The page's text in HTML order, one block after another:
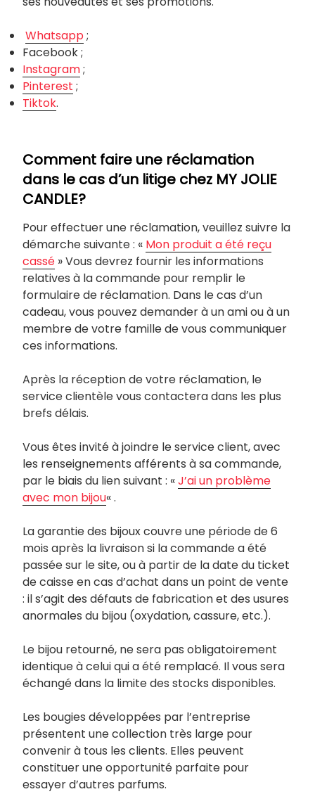
Whatsapp;
Facebook ;
Instagram;
Pinterest ;
Tiktok.
Comment faire une réclamation
dans le cas d’un litige chez MY JOLIE
CANDLE?
Pour effectuer une réclamation, veuillez suivre la
démarche suivante : « Mon produit a été reçu
cassé » Vous devrez fournir les informations
relatives à la commande pour remplir le
formulaire de réclamation. Dans le cas d’un
cadeau, vous pouvez demander à un ami ou à un
membre de votre famille de vous communiquer
ces informations.
Après la réception de votre réclamation, le
service clientèle vous contactera dans les plus
brefs délais.
Vous êtes invité à joindre le service client, avec
les renseignements afférents à sa commande,
par le biais du lien suivant : «J’ai un problème
avec mon bijou« .
La garantie des bijoux couvre une période de 6
mois après la livraison si la commande a été
passée sur le site, ou à partir de la date du ticket
de caisse en cas d’achat dans un point de vente
: il s’agit des défauts de fabrication et des usures
anormales du bijou (oxydation, cassure, etc.).
Le bijou retourné, ne sera pas obligatoirement
identique à celui qui a été remplacé. Il vous sera
échangé dans la limite des stocks disponibles.
Les bougies développées par l’entreprise
présentent une collection très large pour
convenir à tous les clients. Elles peuvent
constituer une opportunité parfaite pour
essayer d’autres parfums.